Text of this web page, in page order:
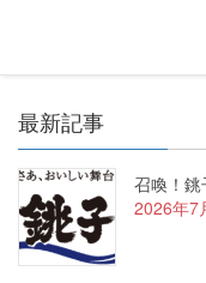
最新記事
召喚！銚
2026年7